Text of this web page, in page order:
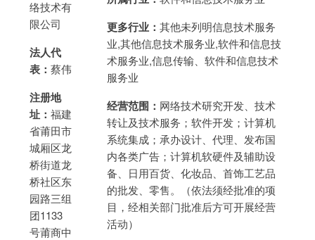
络技术有
限公司
法人代
表： 蔡伟
注册地
址： 福建
省莆田市
城厢区龙
桥街道龙
桥社区东
园路三组
团1133
号莆商中
更多行业： 其他未列明信息技术服务
业,其他信息技术服务业,软件和信息技
术服务业,信息传输、软件和信息技术
服务业
经营范围： 网络技术研究开发、技术
转让及技术服务；软件开发；计算机
系统集成；承办设计、代理、发布国
内各类广告；计算机软硬件及辅助设
备、日用百货、化妆品、首饰工艺品
的批发、零售。（依法须经批准的项
目，经相关部门批准后方可开展经营
活动）